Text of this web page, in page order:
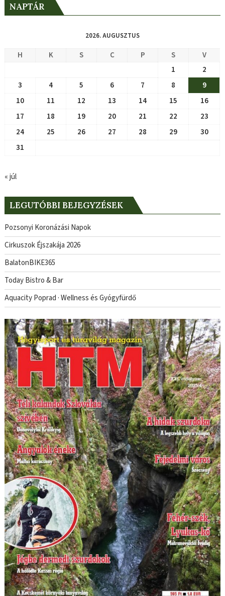
NAPTÁR
2026. AUGUSZTUS
H K S C P S
V
1
2
3
4 5 6 7 8
9
10
11 12 13 14 15
16
17
18 19 20 21 22
23
24
25 26 27 28 29
30
31
« júl
LEGUTÓBBI BEJEGYZÉSEK
Pozsonyi Koronázási Napok
Cirkuszok Éjszakája 2026
BalatonBIKE365
Today Bistro & Bar
Aquacity Poprad · Wellness és Gyógyfürdő